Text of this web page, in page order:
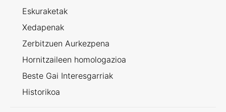
Eskuraketak
Xedapenak
Zerbitzuen Aurkezpena
Hornitzaileen homologazioa
Beste Gai Interesgarriak
Historikoa